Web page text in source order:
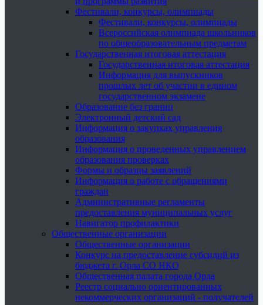
Фестивали, конкурсы, олимпиады
Фестивали, конкурсы, олимпиады
Всероссийская олимпиада школьников
по общеобразовательным предметам
Государственная итоговая аттестация
Государственная итоговая аттестация
Информация для выпускников
прошлых лет об участии в едином
государственном экзамене
Образование без границ
Электронный детский сад
Информация о закупках управления
образования
Информация о проведенных управлением
образования проверках
Формы и образцы заявлений
Информация о работе с обращениями
граждан
Административные регламенты
предоставления муниципальных услуг
Навигатор профилактики
Общественные организации
Общественные организации
Конкурс на предоставление субсидий из
бюджета г. Орла СО НКО
Общественная палата города Орла
Реестр социально ориентированных
некоммерческих организаций - получателей